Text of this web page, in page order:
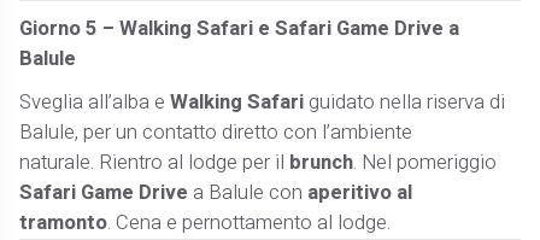
Giorno 5 – Walking Safari e Safari Game Drive a
Balule
Sveglia all’alba eWalking Safari guidato nella riserva di
Balule, per un contatto diretto con l’ambiente
naturale. Rientro al lodge per il brunch. Nel pomeriggio
Safari Game Drive a Balule con aperitivo al
tramonto. Cena e pernottamento al lodge.